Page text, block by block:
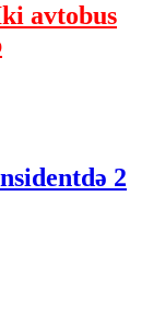
avtobus
2